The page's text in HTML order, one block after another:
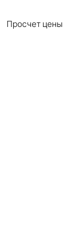
Просчет цены